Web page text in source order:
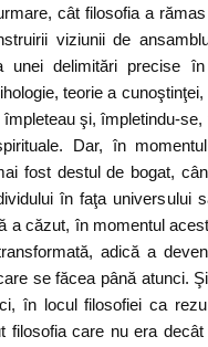
cât filosofia a
viziunii de
unei delimitări precise
teorie a
şi, împletindu-
Dar, în
fost destul de bogat,
în faţa universului
a căzut, în momentul
adică a
se făcea până atunci.
în locul filosofiei ca
filosofia care nu era